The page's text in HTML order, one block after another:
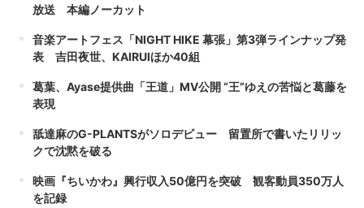
放送 本編ノーカット
音楽アートフェス「NIGHT HIKE 幕張」第3弾ラインナップ発
表 吉田夜世、KAIRUIほか40組
葛葉、Ayase提供曲「王道」MV公開 “王”ゆえの苦悩と葛藤を
表現
舐達麻のG-PLANTSがソロデビュー 留置所で書いたリリッ
クで沈黙を破る
映画『ちいかわ』興行収入50億円を突破 観客動員350万人
を記録